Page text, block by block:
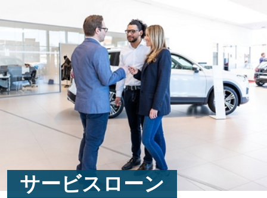
Skip to main content
Skip to footer
サービスローン